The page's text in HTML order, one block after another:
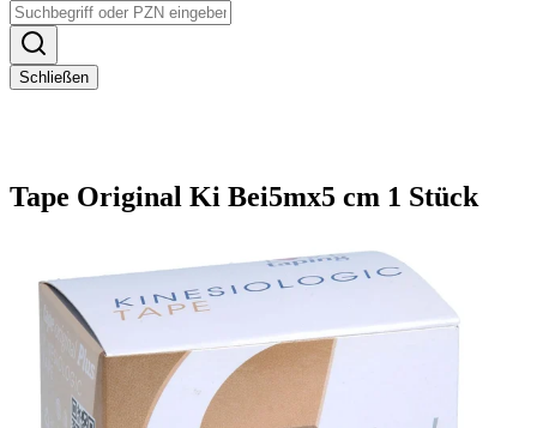
Schließen
Tape Original Ki Bei5mx5 cm 1 Stück